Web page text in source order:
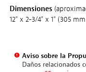
Dimensiones
12" x 2-3/4" x 1" (305
Aviso sobre la
Daños relacionados